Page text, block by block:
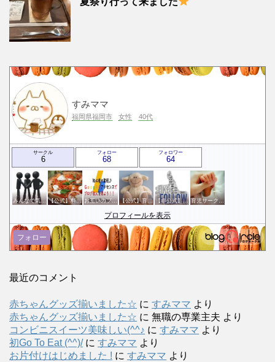
すみママ
福岡県福岡市 女性 40代
サークル
6
フォロー
68
フォロワー
64
みんなで気軽にアクセスアップ 【公式】料理・グルメサークル お互いのブログに感謝のクリックをする会 【公式】育児サークル 【非公式】相互フォローサークル 育児サークル(^^♪ 〜My Baby〜
プロフィールを表示
フォロー
最近のコメント
赤ちゃんグッズ揃いました☆ に すみママ より
赤ちゃんグッズ揃いました☆ に 無職の専業主夫 より
コンビニスイーツ美味しい(^^♪ に すみママ より
初Go To Eat (^^)/ に すみママ より
お片付けはじめました ! に すみママ より